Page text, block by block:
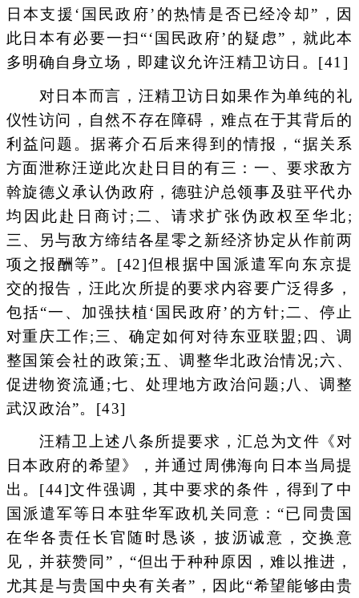
日本支援‘国民政府’的热情是否已经冷却”，因
此日本有必要一扫“‘国民政府’的疑虑”，就此本
多明确自身立场，即建议允许汪精卫访日。[41]
对日本而言，汪精卫访日如果作为单纯的礼
仪性访问，自然不存在障碍，难点在于其背后的
利益问题。据蒋介石后来得到的情报，“据关系
方面泄称汪逆此次赴日目的有三：一、要求敌方
斡旋德义承认伪政府，德驻沪总领事及驻平代办
均因此赴日商讨;二、请求扩张伪政权至华北;
三、另与敌方缔结各星零之新经济协定从作前两
项之报酬等”。[42]但根据中国派遣军向东京提
交的报告，汪此次所提的要求内容要广泛得多，
包括“一、加强扶植‘国民政府’的方针;二、停止
对重庆工作;三、确定如何对待东亚联盟;四、调
整国策会社的政策;五、调整华北政治情况;六、
促进物资流通;七、处理地方政治问题;八、调整
武汉政治”。[43]
汪精卫上述八条所提要求，汇总为文件《对
日本政府的希望》，并通过周佛海向日本当局提
出。[44]文件强调，其中要求的条件，得到了中
国派遣军等日本驻华军政机关同意：“已同贵国
在华各责任长官随时恳谈，披沥诚意，交换意
见，并获赞同”，“但出于种种原因，难以推进，
尤其是与贵国中央有关者”，因此“希望能够由贵